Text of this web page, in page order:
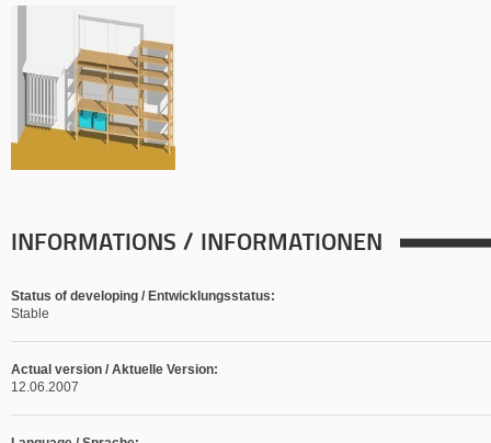
INFORMATIONS / INFORMATIONEN
Status of developing / Entwicklungsstatus:
Stable
Actual version / Aktuelle Version:
12.06.2007